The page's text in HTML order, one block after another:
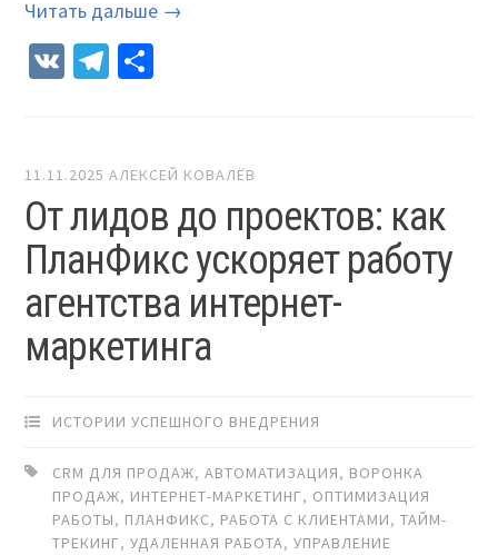
Читать дальше →
VK Telegram
11.11.2025 АЛЕКСЕЙ КОВАЛЁВ
От лидов до проектов: как
ПланФикс ускоряет работу
агентства интернет-
маркетинга
ИСТОРИИ УСПЕШНОГО ВНЕДРЕНИЯ
CRM ДЛЯ ПРОДАЖ,АВТОМАТИЗАЦИЯ, ВОРОНКА
ПРОДАЖ, ИНТЕРНЕТ-МАРКЕТИНГ, ОПТИМИЗАЦИЯ
РАБОТЫ, ПЛАНФИКС, РАБОТА С КЛИЕНТАМИ,ТАЙМ-
ТРЕКИНГ,УДАЛЕННАЯ РАБОТА,УПРАВЛЕНИЕ